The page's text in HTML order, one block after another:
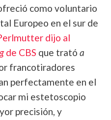
como voluntario
Europeo en el sur de
dijo al
de CBS que trató a
francotiradores
perfectamente en el
mi estetoscopio
precisión, y